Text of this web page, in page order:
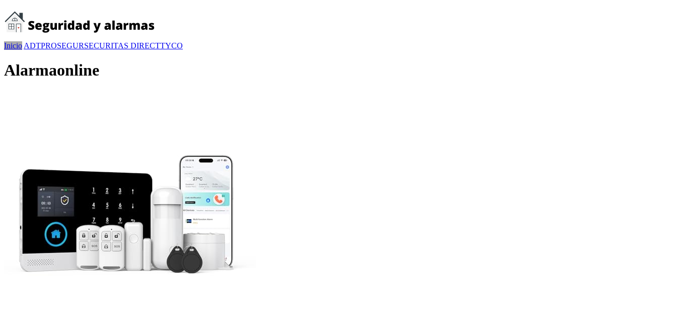
Inicio ADTPROSEGURSECURITAS DIRECTTYCO
Alarmaonline